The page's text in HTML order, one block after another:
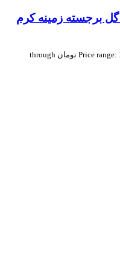
افرند 1200 شانه گل برجسته زمینه کرم
Price range: 1,800,000 تومان through